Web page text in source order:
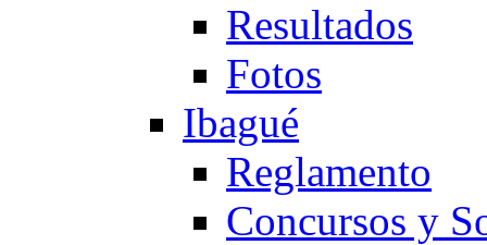
Resultados
Fotos
Ibagué
Reglamento
Concursos y